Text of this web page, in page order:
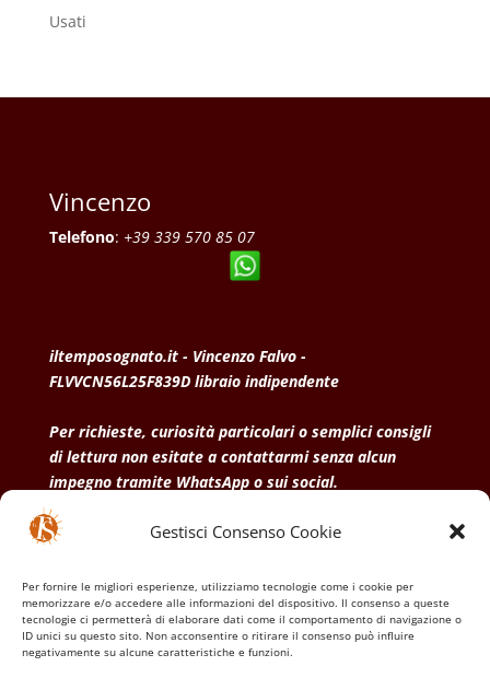
Gestisci Consenso Cookie
Per fornire le migliori esperienze, utilizziamo tecnologie come i cookie per
memorizzare e/o accedere alle informazioni del dispositivo. Il consenso a queste
tecnologie ci permetterà di elaborare dati come il comportamento di navigazione o
ID unici su questo sito. Non acconsentire o ritirare il consenso può influire
negativamente su alcune caratteristiche e funzioni.
Usati
Vincenzo
Telefono: +39 339 570 85 07
iltemposognato.it - Vincenzo Falvo -
FLVVCN56L25F839D libraio indipendente
Per richieste, curiosità particolari o semplici consigli
di lettura non esitate a contattarmi senza alcun
impegno tramite WhatsApp o sui social.
• Condizioni generali di vendita